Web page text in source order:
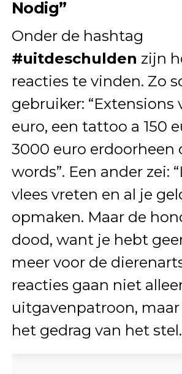
Nodig”
Onder de hashtag
#uitdeschulden zijn
reacties te vinden. Zo
gebruiker: “Extensions
euro, een tattoo a 150
3000 euro erdoorheen
words”. Een ander zei:
vlees vreten en al je
opmaken. Maar de
dood, want je hebt
meer voor de
reacties gaan niet
uitgavenpatroon, maar
het gedrag van het stel.